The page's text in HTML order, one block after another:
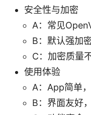
安全性与加密
A：常见
B：默认强加
C：加密质量
使用体验
A：App简单
B：界面友好